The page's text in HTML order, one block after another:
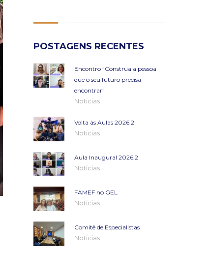
POSTAGENS RECENTES
Encontro “Construa a pessoa
que o seu futuro precisa
encontrar”
Noticias
Volta às Aulas 2026.2
Noticias
Aula Inaugural 2026.2
Noticias
FAMEF no GEL
Noticias
Comitê de Especialistas
Noticias